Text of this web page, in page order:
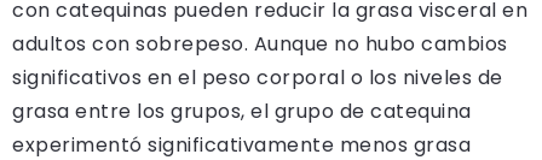
con catequinas pueden reducir la grasa visceral en
adultos con sobrepeso. Aunque no hubo cambios
significativos en el peso corporal o los niveles de
grasa entre los grupos, el grupo de catequina
experimentó significativamente menos grasa